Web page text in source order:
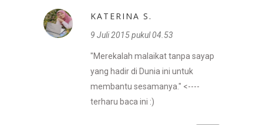
KATERINA S.
9 Juli 2015 pukul 04.53
"Merekalah malaikat tanpa sayap
yang hadir di Dunia ini untuk
membantu sesamanya." <----
terharu baca ini :)